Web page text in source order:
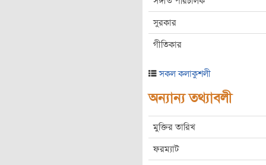
সুরকার
গীতিকার
সকল কলাকুশলী
অন্যান্য তথ্যাবলী
মুক্তির তারিখ
ফরম্যাট